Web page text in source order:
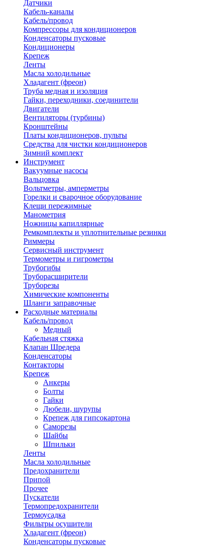
Датчики
Кабель-каналы
Кабель/провод
Компрессоры для кондиционеров
Конденсаторы пусковые
Кондиционеры
Крепеж
Ленты
Масла холодильные
Хладагент (фреон)
Труба медная и изоляция
Гайки, переходники, соединители
Двигатели
Вентиляторы (турбины)
Кронштейны
Платы кондиционеров, пульты
Средства для чистки кондиционеров
Зимний комплект
Инструмент
Вакуумные насосы
Вальцовка
Вольтметры, амперметры
Горелки и сварочное оборудование
Клещи пережимные
Манометрия
Ножницы капиллярные
Ремкомплекты и уплотнительные резинки
Риммеры
Сервисный инструмент
Термометры и гигрометры
Трубогибы
Труборасширители
Труборезы
Химические компоненты
Шланги заправочные
Расходные материалы
Кабель/провод
Медный
Кабельная стяжка
Клапан Шредера
Конденсаторы
Контакторы
Крепеж
Анкеры
Болты
Гайки
Дюбели, шурупы
Крепеж для гипсокартона
Саморезы
Шайбы
Шпильки
Ленты
Масла холодильные
Предохранители
Припой
Прочее
Пускатели
Термопредохранители
Термоусадка
Фильтры осушители
Хладагент (фреон)
Конденсаторы пусковые